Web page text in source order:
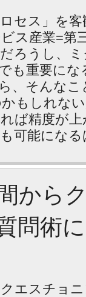
セス」を
ス産業=第
ろうし、
も重要に
、そんな
もしれな
ば精度が
可能にな
から
問術
クエスチ